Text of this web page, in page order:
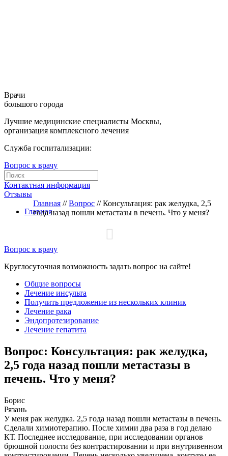
Врачи
большого города
Лучшие медицинские специалисты Москвы,
организация комплексного лечения
Служба госпитализации:
Вопрос к врачу
Контактная информация
Отзывы
Главная
Главная // Вопрос // Консультация: рак желудка, 2,5
года назад пошли метастазы в печень. Что у меня?
Вопрос к врачу
Круглосуточная возможность задать вопрос на сайте!
Общие вопросы
Лечение инсульта
Получить предложение из нескольких клиник
Лечение рака
Эндопротезирование
Лечение гепатита
Вопрос: Консультация: рак желудка,
2,5 года назад пошли метастазы в
печень. Что у меня?
Борис
Рязань
У меня рак желудка. 2,5 года назад пошли метастазы в печень.
Сделали химиотерапию. После химии два раза в год делаю
КТ. Последнее исследование, при исследовании органов
брюшной полости без контрастировании и при внутривенном